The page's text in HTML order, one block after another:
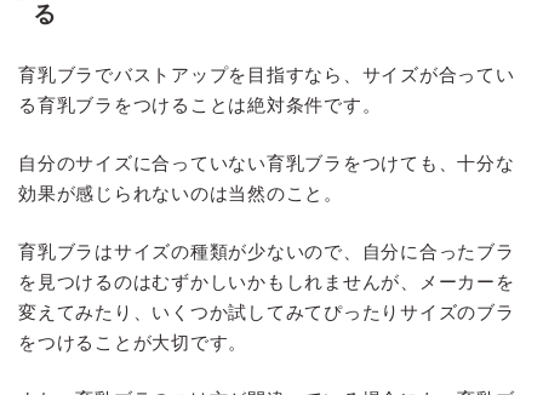
る
育乳ブラでバストアップを目指すなら、サイズが合ってい
る育乳ブラをつけることは絶対条件です。
自分のサイズに合っていない育乳ブラをつけても、十分な
効果が感じられないのは当然のこと。
育乳ブラはサイズの種類が少ないので、自分に合ったブラ
を見つけるのはむずかしいかもしれませんが、メーカーを
変えてみたり、いくつか試してみてぴったりサイズのブラ
をつけることが大切です。